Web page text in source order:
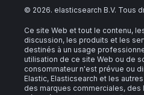
© 2026. elasticsearch B.V. Tous
Ce site Web et tout le contenu,
discussion, les produits et les
destinés à un usage
utilisation de ce site Web ou de
consommateur n'est prévue ou
Elastic, Elasticsearch et les
des marques commerciales,